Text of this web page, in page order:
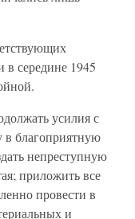
в середине 1945
усилия с
в благоприятную
непреступную
приложить все
провести в
и